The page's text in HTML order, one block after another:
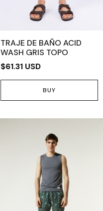
TRAJE DE BAÑO ACID
WASH GRIS TOPO
$61.31 USD
BUY